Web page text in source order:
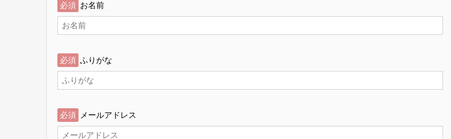
必須 お名前
必須 ふりがな
必須 メールアドレス